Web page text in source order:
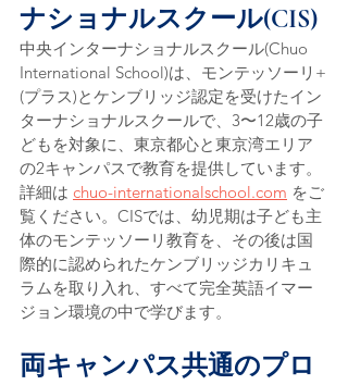
ナショナルスクール(CIS)
中央インターナショナルスクール(Chuo
International School)は、モンテッソーリ+
(プラス)とケンブリッジ認定を受けたイン
ターナショナルスクールで、3〜12歳の子
どもを対象に、東京都心と東京湾エリア
の2キャンパスで教育を提供しています。
詳細は chuo-internationalschool.com をご
覧ください。CISでは、幼児期は子ども主
体のモンテッソーリ教育を、その後は国
際的に認められたケンブリッジカリキュ
ラムを取り入れ、すべて完全英語イマー
ジョン環境の中で学びます。
両キャンパス共通のプロ